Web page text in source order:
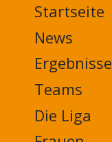
MAIN
NAVIGATION
FOOTER
Startseite
News
Ergebnisse
Teams
Die Liga